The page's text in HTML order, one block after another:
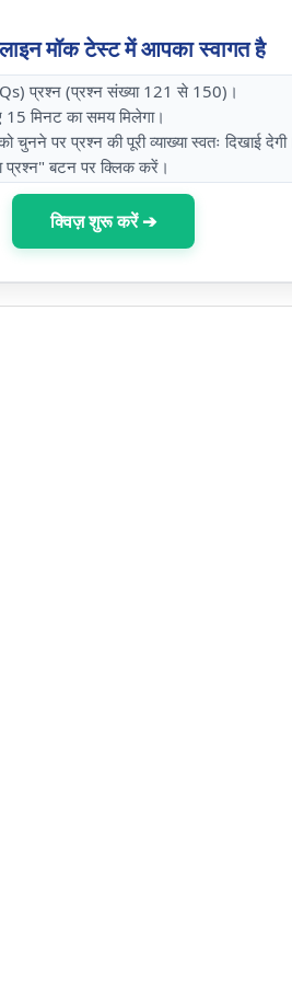
मॉक टेस्ट में आपका स्वागत है
प्रश्न (प्रश्न संख्या 121 से 150)।
मिनट का समय मिलेगा।
चुनने पर प्रश्न की पूरी व्याख्या स्वतः दिखाई
बटन पर क्लिक करें।
क्विज़ शुरू करें ➔